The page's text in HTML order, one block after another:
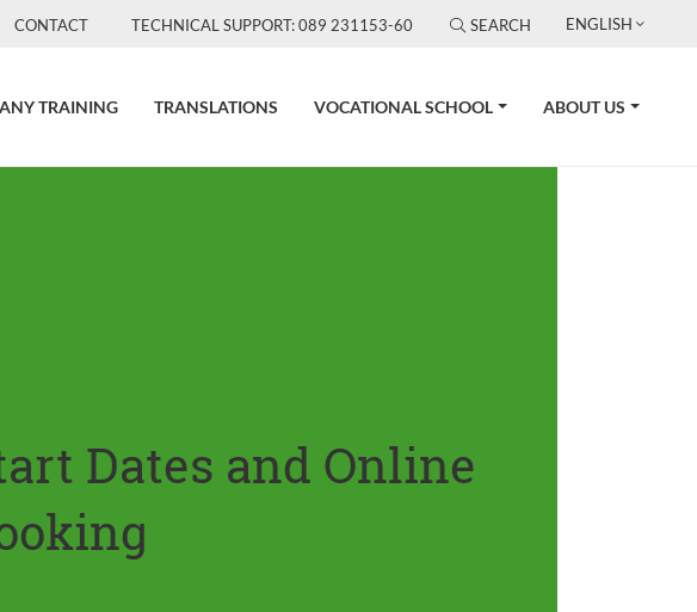
CONTACT TECHNICAL SUPPORT: 089 231153-60 SEARCH ENGLISH
TRAINING TRANSLATIONS VOCATIONAL SCHOOL ABOUT US
Dates and Online